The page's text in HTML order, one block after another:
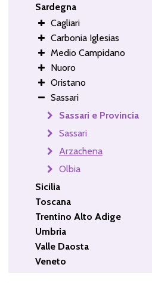
Sardegna
Cagliari
Carbonia Iglesias
Medio Campidano
Nuoro
Oristano
Sassari
Sassari e Provincia
Sassari
Arzachena
Olbia
Sicilia
Toscana
Trentino Alto Adige
Umbria
Valle Daosta
Veneto